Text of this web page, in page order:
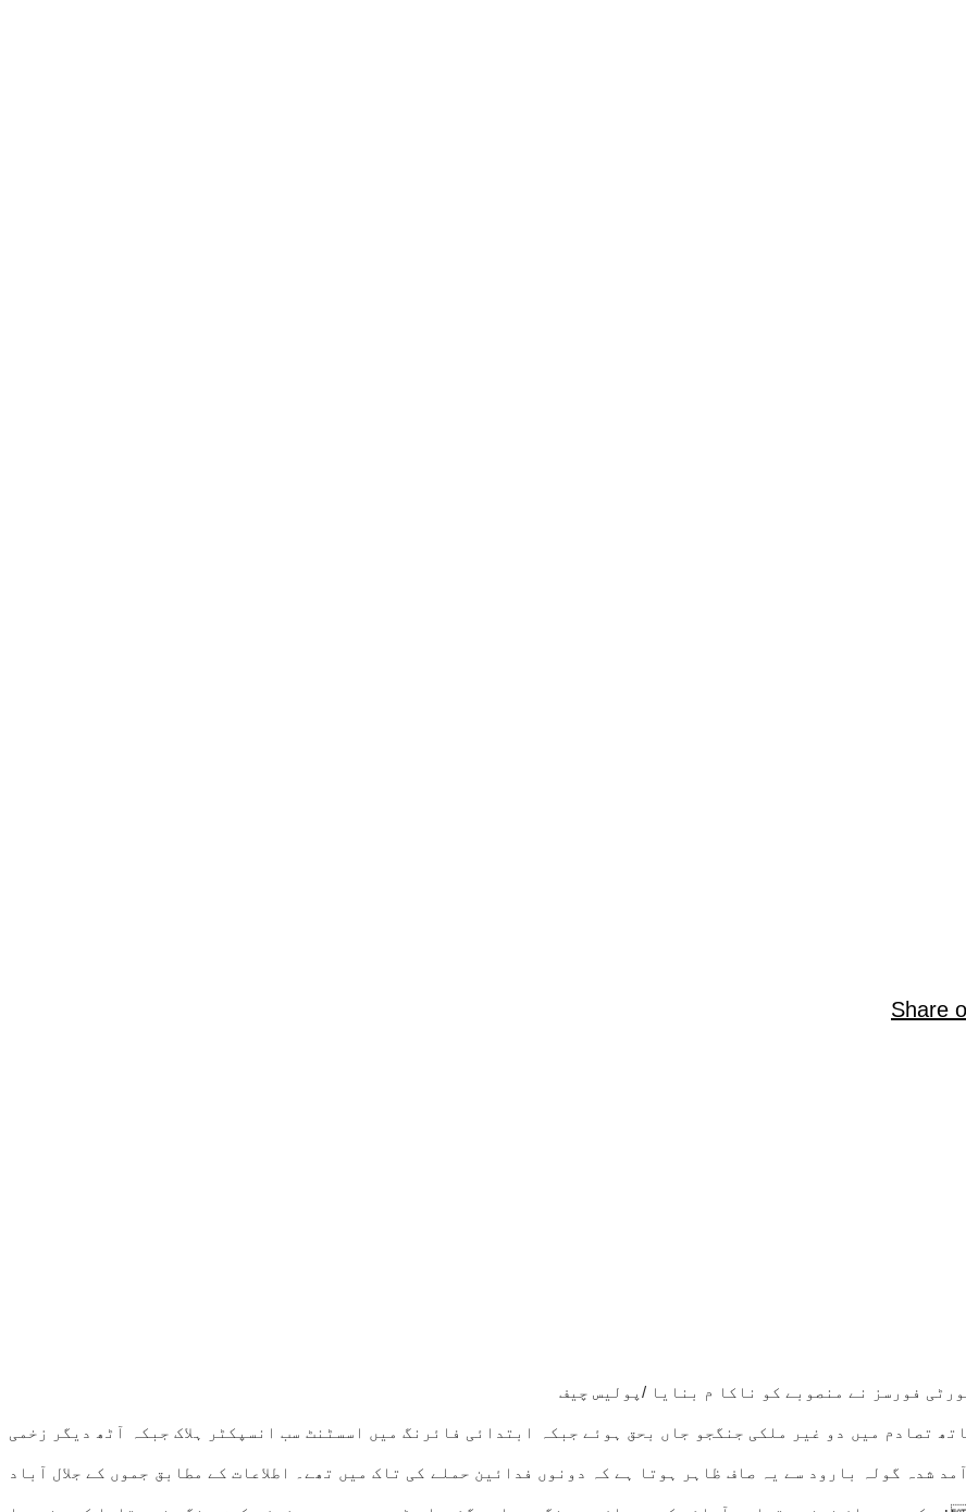
Share
فورسز نے منصوبے کو ناکا م بنایا /پولیس چیف
تصادم میں دو غیر ملکی جنگجو جاں بحق ہوئے جبکہ ابتدائی فائرنگ میں اسسٹنٹ سب انسپکٹر ہلاک جبکہ آٹھ دیگر زخمی
شدہ گولہ بارود سے یہ صاف ظاہر ہوتا ہے کہ دونوں فدائین حملے کی تاک میں تھے۔ اطلاعات کے مطابق جموں کے جلال آباد